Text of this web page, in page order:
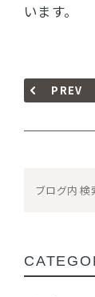
いま
PREV